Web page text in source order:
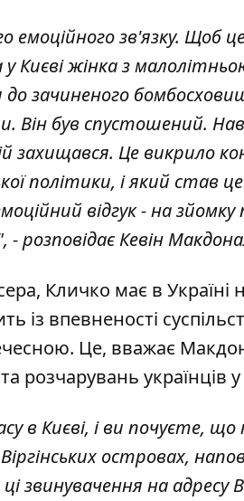
емоційного зв'язку. Щоб
Києві жінка з
зачиненого
Він був спустошений.
захищався. Це викрило
політики, і який
відгук - на
Кевін
Кличко має в Україні
із впевненості
Це, вважає
розчарувань українців у
в Києві, і ви почуєте,
Віргінських островах,
на адресу